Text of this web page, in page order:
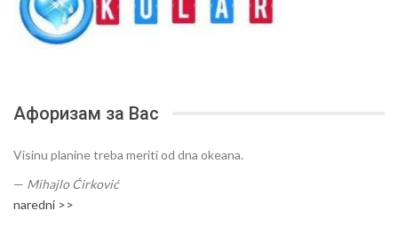
Афоризам за Вас
Visinu planine treba meriti od dna okeana.
— Mihajlo Ćirković
naredni >>